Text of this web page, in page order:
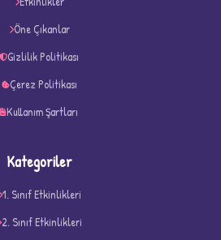
Öne Çıkanlar
Gizlilik Politikası
Çerez Politikası
Kullanım Şartları
Kategoriler
1. Sınıf Etkinlikleri
2. Sınıf Etkinlikleri